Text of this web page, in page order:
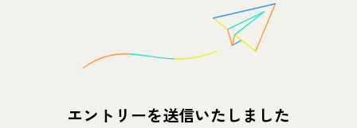
エントリーを送信いたしました